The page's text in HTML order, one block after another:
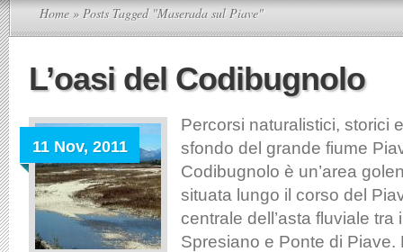
Home » Posts Tagged "Maserada sul Piave"
L’oasi del Codibugnolo
11 Nov, 2011
Percorsi naturalistici, storici
sfondo del grande fiume
Codibugnolo è un’area
situata lungo il corso del
centrale dell’asta fluviale tra
Spresiano e Ponte di Piave.